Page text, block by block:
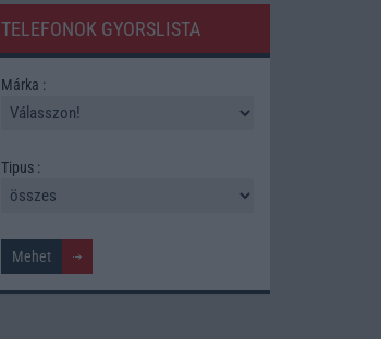
TELEFONOK GYORSLISTA
Márka :
Tipus :